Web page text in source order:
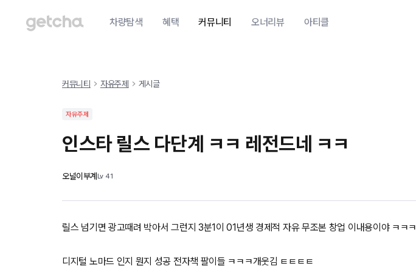
차량탐색 혜택 커뮤니티 오너리뷰 아티클
커뮤니티 자유주제 게시글
자유주제
인스타 릴스 다단계 ㅋㅋ 레전드네 ㅋㅋ
오널이부계 Lv41
릴스 넘기면 광고때려 박아서 그런지 3분1이 01년생 경제적 자유 무조본 창업 이내용이야 ㅋㅋㅋ
디지털 노마드 인지 뭔지 성공 전자책 팔이들 ㅋㅋㅋ개웃김 ㅌㅌㅌㅌ